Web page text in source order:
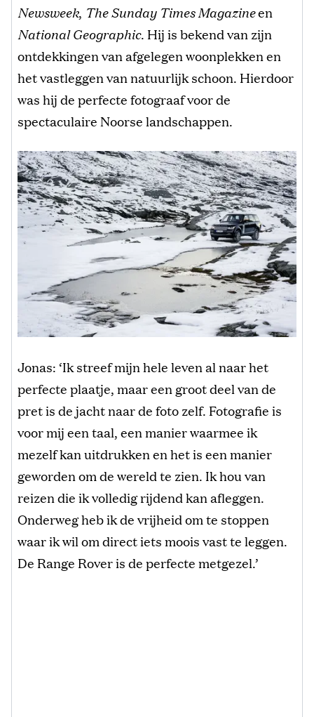
Newsweek, The Sunday Times Magazineen
National Geographic. Hij is bekend van zijn
ontdekkingen van afgelegen woonplekken en
het vastleggen van natuurlijk schoon. Hierdoor
was hij de perfecte fotograaf voor de
spectaculaire Noorse landschappen.
Jonas: ‘Ik streef mijn hele leven al naar het
perfecte plaatje, maar een groot deel van de
pret is de jacht naar de foto zelf. Fotografie is
voor mij een taal, een manier waarmee ik
mezelf kan uitdrukken en het is een manier
geworden om de wereld te zien. Ik hou van
reizen die ik volledig rijdend kan afleggen.
Onderweg heb ik de vrijheid om te stoppen
waar ik wil om direct iets moois vast te leggen.
De Range Rover is de perfecte metgezel.’